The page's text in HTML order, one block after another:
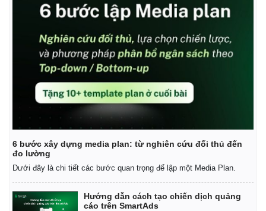
Khởi nghiệp
Thị trường
Tiêu dùng
Tỷ giá
Chứng khoán
Giá cà phê
6 bước xây dựng media plan: từ nghiên cứu đối thủ đến
đo lường
Dưới đây là chi tiết các bước quan trọng để lập một Media Plan.
Hướng dẫn cách tạo chiến dịch quảng
cáo trên SmartAds